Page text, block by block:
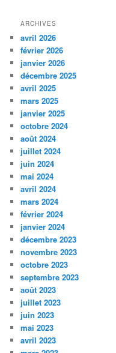
ARCHIVES
avril 2026
février 2026
janvier 2026
décembre 2025
avril 2025
mars 2025
janvier 2025
octobre 2024
août 2024
juillet 2024
juin 2024
mai 2024
avril 2024
mars 2024
février 2024
janvier 2024
décembre 2023
novembre 2023
octobre 2023
septembre 2023
août 2023
juillet 2023
juin 2023
mai 2023
avril 2023